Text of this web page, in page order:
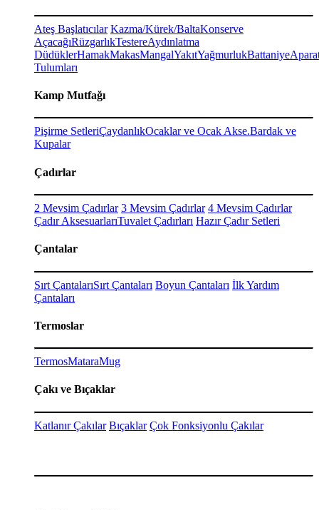
Ateş Başlatıcılar Kazma/Kürek/BaltaKonserve
AçacağıRüzgarlıkTestereAydınlatma
DüdüklerHamakMakasMangalYakıtYağmurlukBattaniye
Tulumları
Kamp Mutfağı
Pişirme SetleriÇaydanlıkOcaklar ve Ocak Akse.Bardak ve
Kupalar
Çadırlar
2 Mevsim Çadırlar 3 Mevsim Çadırlar 4 Mevsim Çadırlar
Çadır AksesuarlarıTuvalet Çadırları Hazır Çadır Setleri
Çantalar
Sırt ÇantalarıSırt Çantaları Boyun Çantaları İlk Yardım
Çantaları
Termoslar
TermosMataraMug
Çakı ve Bıçaklar
Katlanır Çakılar Bıçaklar Çok Fonksiyonlu Çakılar